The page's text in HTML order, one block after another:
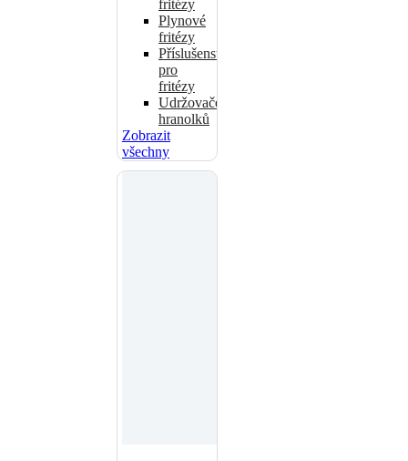
fritézy
Plynové
fritézy
Příslušenství
pro
fritézy
Udržovače
hranolků
Zobrazit
všechny